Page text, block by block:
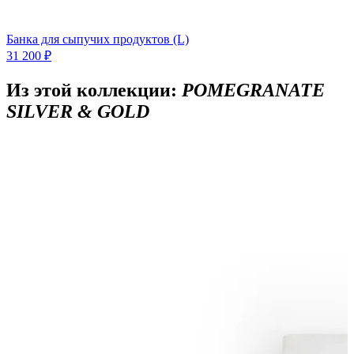
Банка для сыпучих продуктов (L)
31 200 ₽
Из этой коллекции: POMEGRANATE
SILVER & GOLD